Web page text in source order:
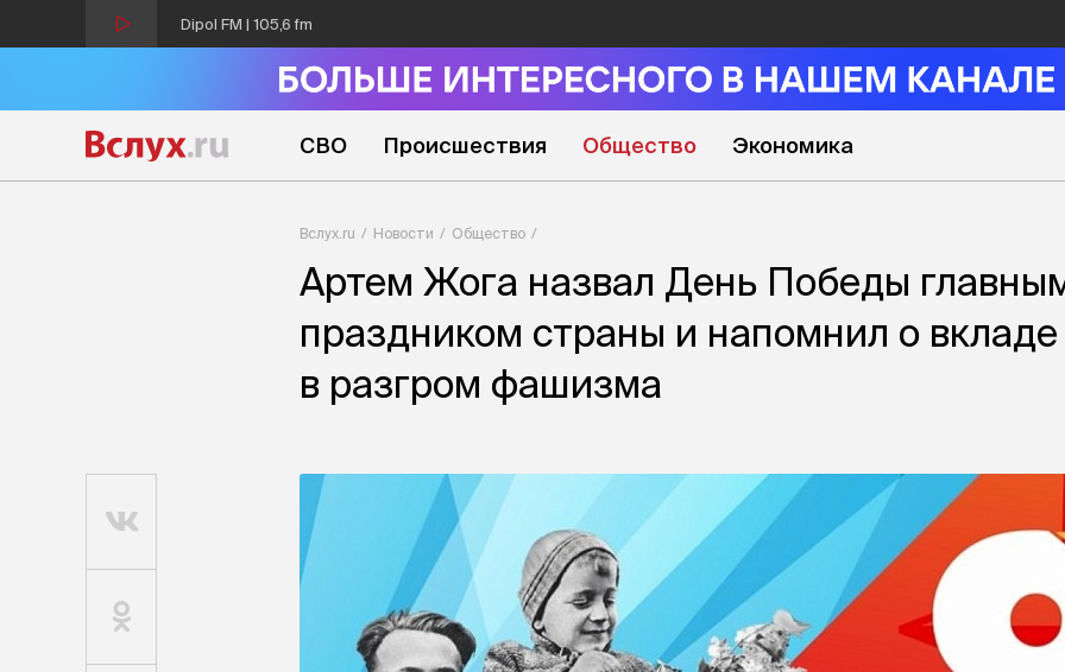
Dipol FM | 105,6 fm
СВО Происшествия Общество Экономика
Вслух.ru Новости Общество
Артем Жога назвал День Победы
праздником страны и напомнил о вкладе
в разгром фашизма